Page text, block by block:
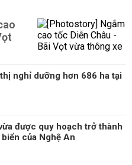
nghỉ dưỡng hơn 686 ha tại
được quy hoạch trở thành
của Nghệ An